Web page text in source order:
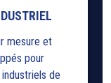
mesure et
pour
de